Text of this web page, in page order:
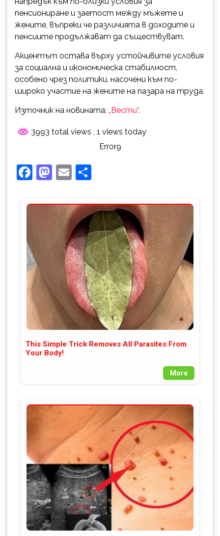
пенсиониране и заетост между мъжете и
жените, въпреки че различията в доходите и
пенсиите продължават да съществуват.
Акцентът остава върху устойчивите условия
за социална и икономическа стабилност,
особено чрез политики, насочени към по-
широко участие на жените на пазара на труда.
Източник на новината: „Вести“.
3993 total views , 1 views today
Error9
Facebook
Mastodon
Email
This Simple Trick Removes All Parasites From
Your Body!
More